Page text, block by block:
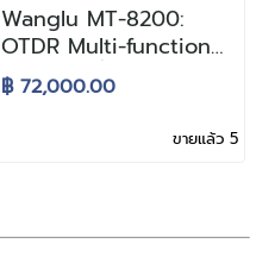
Wanglu MT-8200:
OTDR Multi-function
Tester เครื่องทดสอบ
กล้องวงจรปิดที่สามารถ
ทดสอบสายแลนสาย
ไฟเบอร์แบบ OTDR
฿ 72,000.00
ขายแล้ว 5